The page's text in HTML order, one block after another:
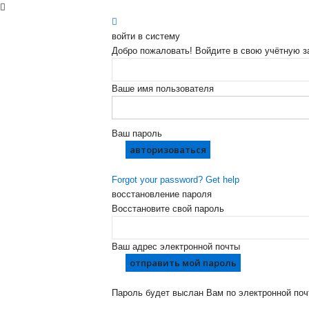
войти в систему
Добро пожаловать! Войдите в свою учётную
Ваше имя пользователя
Ваш пароль
Forgot your password? Get help
восстановление пароля
Восстановите свой пароль
Ваш адрес электронной почты
Пароль будет выслан Вам по электронной